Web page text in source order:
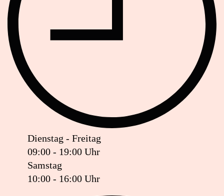
Dienstag - Freitag
09:00 - 19:00 Uhr
Samstag
10:00 - 16:00 Uhr